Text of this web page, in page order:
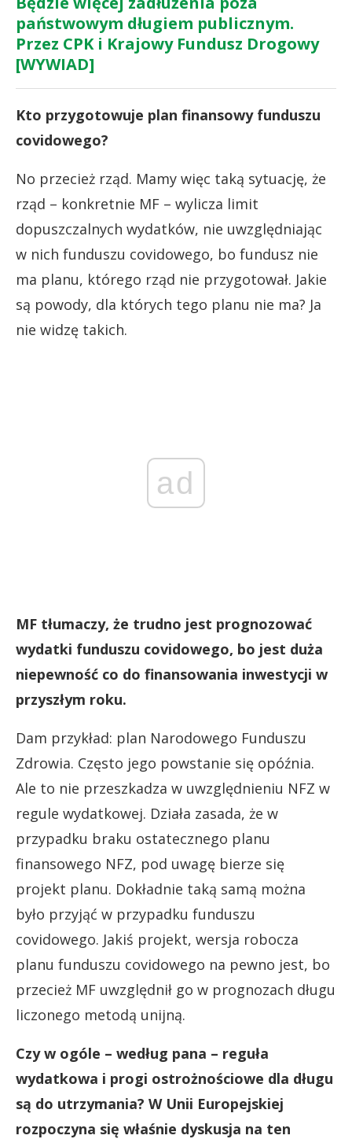
państwowym długiem publicznym.
Przez CPK i Krajowy Fundusz Drogowy
[WYWIAD]
Kto przygotowuje plan finansowy funduszu
covidowego?
No przecież rząd. Mamy więc taką sytuację, że
rząd – konkretnie MF – wylicza limit
dopuszczalnych wydatków, nie uwzględniając
w nich funduszu covidowego, bo fundusz nie
ma planu, którego rząd nie przygotował. Jakie
są powody, dla których tego planu nie ma? Ja
nie widzę takich.
ad
MF tłumaczy, że trudno jest prognozować
wydatki funduszu covidowego, bo jest duża
niepewność co do finansowania inwestycji w
przyszłym roku.
Dam przykład: plan Narodowego Funduszu
Zdrowia. Często jego powstanie się opóźnia.
Ale to nie przeszkadza w uwzględnieniu NFZ w
regule wydatkowej. Działa zasada, że w
przypadku braku ostatecznego planu
finansowego NFZ, pod uwagę bierze się
projekt planu. Dokładnie taką samą można
było przyjąć w przypadku funduszu
covidowego. Jakiś projekt, wersja robocza
planu funduszu covidowego na pewno jest, bo
przecież MF uwzględnił go w prognozach długu
liczonego metodą unijną.
Czy w ogóle – według pana – reguła
wydatkowa i progi ostrożnościowe dla długu
są do utrzymania? W Unii Europejskiej
rozpoczyna się właśnie dyskusja na ten